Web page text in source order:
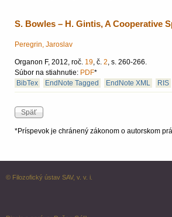
S. Bowles – H. Gintis, A Cooperative
Peregrin, Jaroslav
Organon F, 2012, roč. 19, č. 2, s. 260-266.
Súbor na stiahnutie: PDF*
BibTex
EndNote Tagged EndNote XML RIS
*Príspevok je chránený zákonom o autorskom
© Filozofický ústav SAV, v. v. i.